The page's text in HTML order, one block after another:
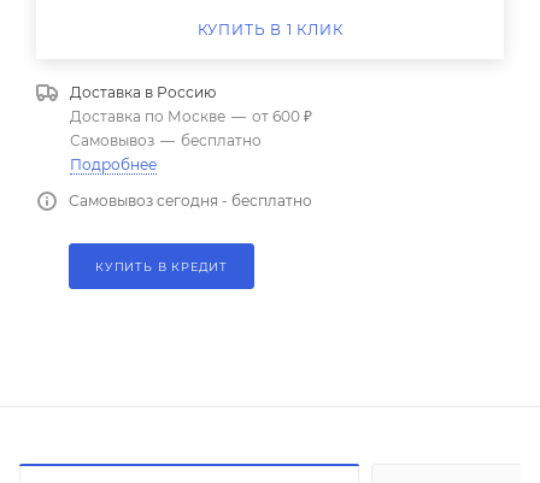
КУПИТЬ В 1 КЛИК
Доставка в Россию
Доставка по Москве — от 600 ₽
Самовывоз — бесплатно
Подробнее
Самовывоз сегодня - бесплатно
КУПИТЬ В КРЕДИТ